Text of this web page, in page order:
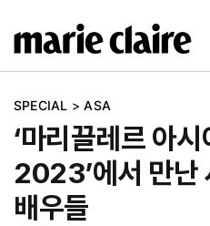
텐
건SPECIAL > ASA
‘마리끌레르 아
2023’에서 만난
배우들